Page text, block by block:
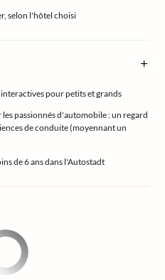
selon l'hôtel choisi
pour petits et grands
passionnés d'automobile : un regard
de conduite (moyennant un
de 6 ans dans l'Autostadt